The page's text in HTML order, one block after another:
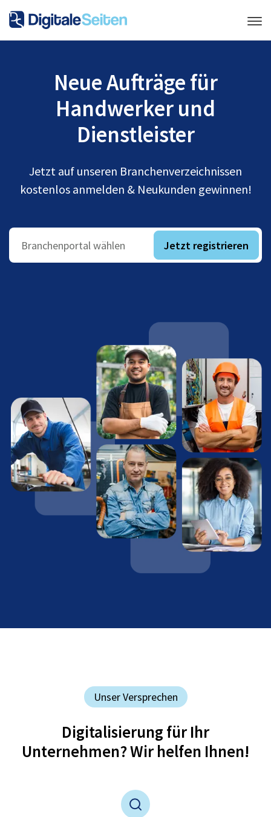
Neue Aufträge für
Handwerker und
Dienstleister
Jetzt auf unseren Branchenverzeichnissen
kostenlos anmelden & Neukunden gewinnen!
Branchenportal wählen Jetzt registrieren
Unser Versprechen
Digitalisierung für Ihr
Unternehmen? Wir helfen Ihnen!